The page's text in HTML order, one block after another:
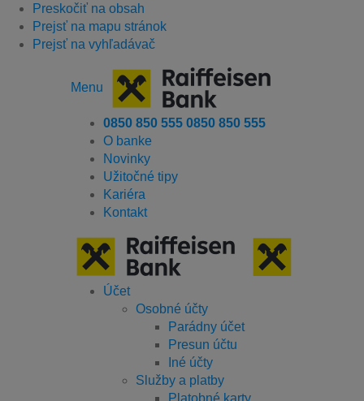
Preskočiť na obsah
Prejsť na mapu stránok
Prejsť na vyhľadávač
Menu
0850 850 555 0850 850 555
O banke
Novinky
Užitočné tipy
Kariéra
Kontakt
Účet
Osobné účty
Parádny účet
Presun účtu
Iné účty
Služby a platby
Platobné karty